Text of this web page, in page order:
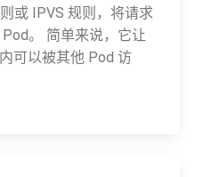
或 IPVS 规则，将请求
。 简单来说，它让
可以被其他 Pod 访